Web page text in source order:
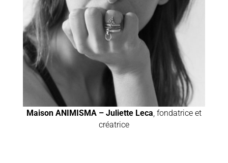
Maison ANIMISMA – Juliette Leca , fondatrice et
créatrice